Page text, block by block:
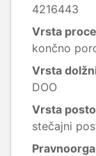
4216443
Vrsta
končno
Vrsta
DOO
Vrsta
stečajni